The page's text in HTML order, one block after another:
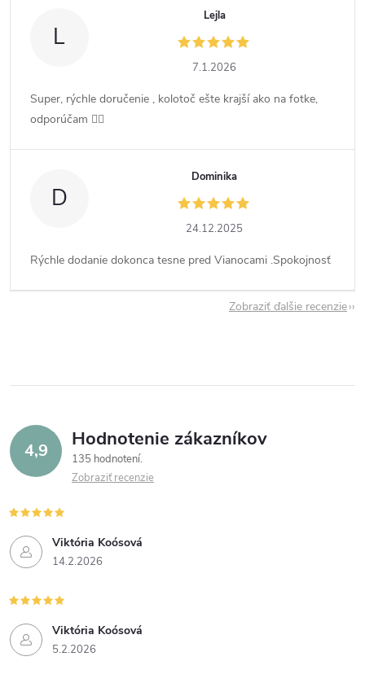
L
Lejla
7.1.2026
Super, rýchle doručenie , kolotoč ešte krajší ako na fotke,
odporúčam 👍🏻
D
Dominika
24.12.2025
Rýchle dodanie dokonca tesne pred Vianocami .Spokojnosť
Zobraziť ďalšie recenzie
4,9 Hodnotenie zákazníkov
135 hodnotení
Zobraziť recenzie
Viktória Koósová
14.2.2026
Viktória Koósová
5.2.2026